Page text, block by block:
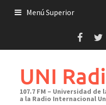
Menú Superior
UNI
107.7 FM – Universidad de
a la Radio Internacional